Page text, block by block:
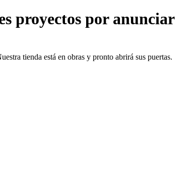
proyectos por anunciar
tienda está en obras y pronto abrirá sus puertas.